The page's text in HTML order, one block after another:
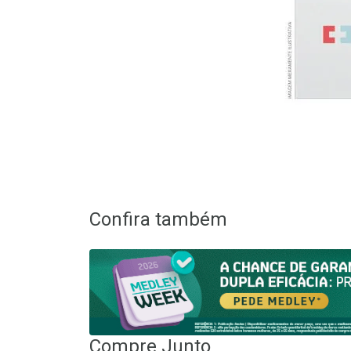
Confira também
Compre Junto